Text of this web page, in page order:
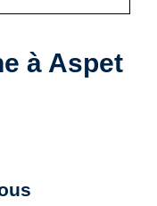
à Aspet